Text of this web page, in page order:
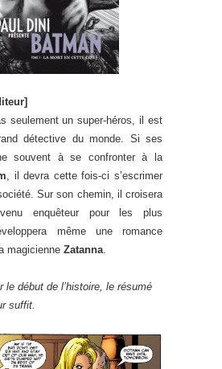
seulement un super-héros, il est
détective du monde. Si ses
souvent à se confronter à la
, il devra cette fois-ci s’escrimer
Sur son chemin, il croisera
enquêteur pour les plus
même une romance
magicienne Zatanna.
le début de l’histoire, le résumé
suffit.